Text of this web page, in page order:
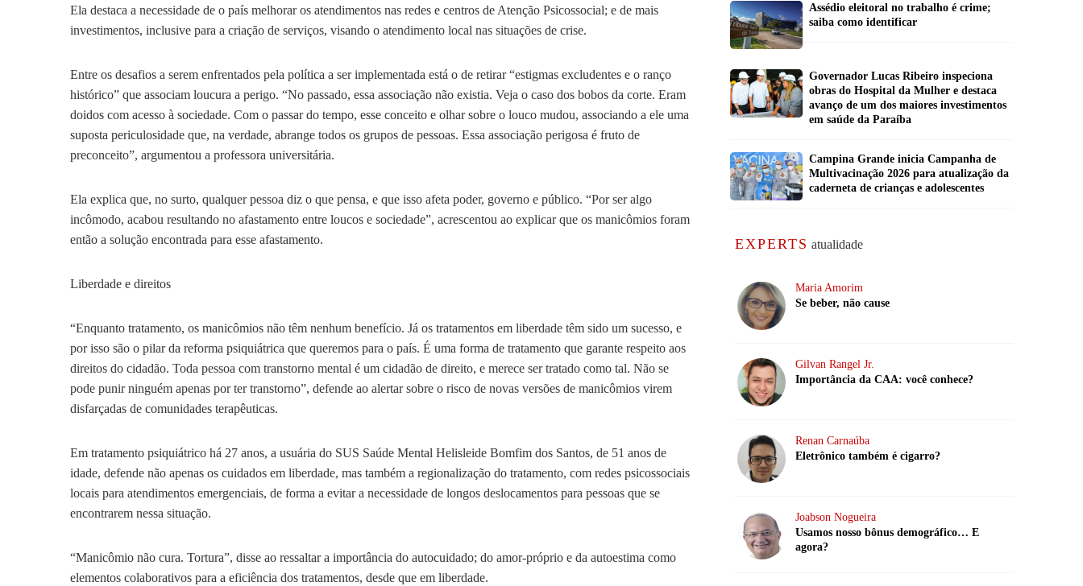
Ela destaca a necessidade de o país melhorar os atendimentos nas redes e centros de Atenção Psicossocial; e de mais
investimentos, inclusive para a criação de serviços, visando o atendimento local nas situações de crise.
Entre os desafios a serem enfrentados pela política a ser implementada está o de retirar “estigmas excludentes e o ranço
histórico” que associam loucura a perigo. “No passado, essa associação não existia. Veja o caso dos bobos da corte. Eram
doidos com acesso à sociedade. Com o passar do tempo, esse conceito e olhar sobre o louco mudou, associando a ele uma
suposta periculosidade que, na verdade, abrange todos os grupos de pessoas. Essa associação perigosa é fruto de
preconceito”, argumentou a professora universitária.
Ela explica que, no surto, qualquer pessoa diz o que pensa, e que isso afeta poder, governo e público. “Por ser algo
incômodo, acabou resultando no afastamento entre loucos e sociedade”, acrescentou ao explicar que os manicômios foram
então a solução encontrada para esse afastamento.
Liberdade e direitos
“Enquanto tratamento, os manicômios não têm nenhum benefício. Já os tratamentos em liberdade têm sido um sucesso, e
por isso são o pilar da reforma psiquiátrica que queremos para o país. É uma forma de tratamento que garante respeito aos
direitos do cidadão. Toda pessoa com transtorno mental é um cidadão de direito, e merece ser tratado como tal. Não se
pode punir ninguém apenas por ter transtorno”, defende ao alertar sobre o risco de novas versões de manicômios virem
disfarçadas de comunidades terapêuticas.
Em tratamento psiquiátrico há 27 anos, a usuária do SUS Saúde Mental Helisleide Bomfim dos Santos, de 51 anos de
idade, defende não apenas os cuidados em liberdade, mas também a regionalização do tratamento, com redes psicossociais
locais para atendimentos emergenciais, de forma a evitar a necessidade de longos deslocamentos para pessoas que se
encontrarem nessa situação.
“Manicômio não cura. Tortura”, disse ao ressaltar a importância do autocuidado; do amor-próprio e da autoestima como
elementos colaborativos para a eficiência dos tratamentos, desde que em liberdade.
Assédio eleitoral no trabalho é crime;
saiba como identificar
Governador Lucas Ribeiro inspeciona
obras do Hospital da Mulher e destaca
avanço de um dos maiores investimentos
em saúde da Paraíba
Campina Grande inicia Campanha de
Multivacinação 2026 para atualização da
caderneta de crianças e adolescentes
EXPERTS atualidade
Maria Amorim
Se beber, não cause
Gilvan Rangel Jr.
Importância da CAA: você conhece?
Renan Carnaúba
Eletrônico também é cigarro?
Joabson Nogueira
Usamos nosso bônus demográfico… E
agora?